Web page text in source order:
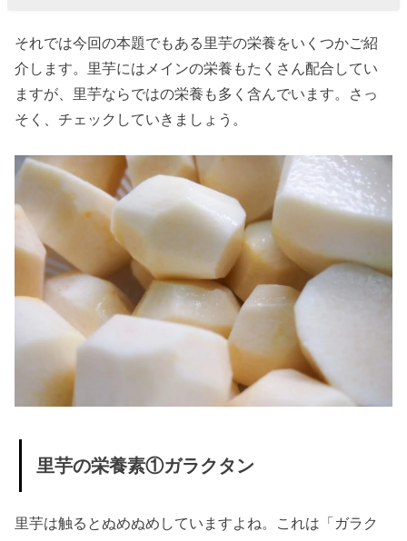
里芋と
玉ねぎ
のそぼ
ろ煮
› 最後に
それでは今回の本題でもある里芋の栄養をいくつかご紹
介します。里芋にはメインの栄養もたくさん配合してい
ますが、里芋ならではの栄養も多く含んでいます。さっ
そく、チェックしていきましょう。
里芋の栄養素①ガラクタン
里芋は触るとぬめぬめしていますよね。これは「ガラク